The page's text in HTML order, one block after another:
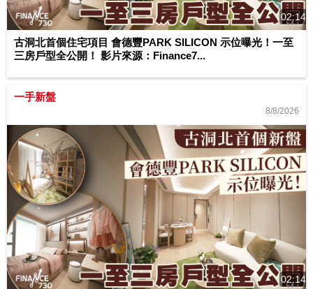
02:14
古洞北首個住宅項目 會德豐PARK SILICON 示位曝光！一至
三房戶型全公開！ 影片來源：Finance7...
一手新盤
8/8/2026
02:14